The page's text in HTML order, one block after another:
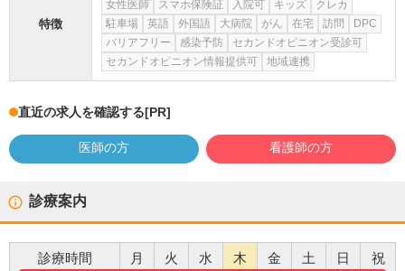
特徴
女性医師
スマホ保険証 入院可 キッズ
クレカ
駐車場
英語 外国語 大病院 がん 在宅 訪問
DPC
バリアフリー
感染予防
セカンドオピニオン受診可
セカンドオピニオン情報提供可
地域連携
直近の求人を確認する[PR]
医師の方 看護師の方
診療案内
診療時間 月 火 水 木 金 土 日 祝